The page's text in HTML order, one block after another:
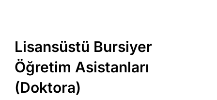
Lisansüstü Bursiyer
Öğretim Asistanları
(Doktora)